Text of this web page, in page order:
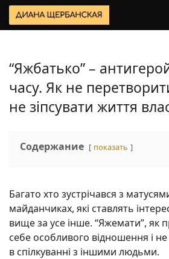
“Яжбатько” –
часу. Як не
не зіпсувати життя
Содержание показать
Багато хто зустрічався з
майданчиках, які ставлять
вище за усе інше. “Яжемати”, як
себе особливого відношення і
в спілкуванні з іншими людьми.